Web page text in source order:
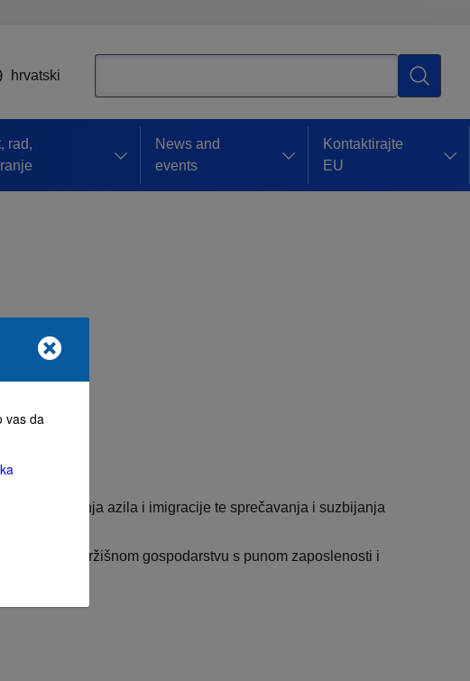
hrvatski
rad,
News and
events
Kontaktirajte
EU
reguliranja azila i imigracije te sprečavanja i suzbijanja
tržišnom gospodarstvu s punom zaposlenosti i
vas da